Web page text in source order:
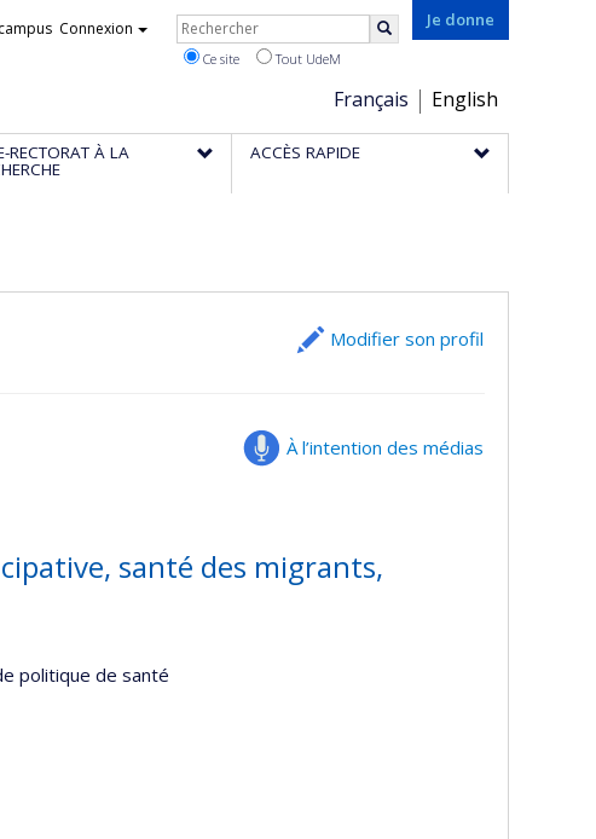
Je donne
Choix
de
la
Français English
Connexion Rechercher
Ce site Tout UdeM
RECTORAT À LA ACCÈS RAPIDE
Modifier son profil
À l’intention des médias
santé des migrants,
politique de santé